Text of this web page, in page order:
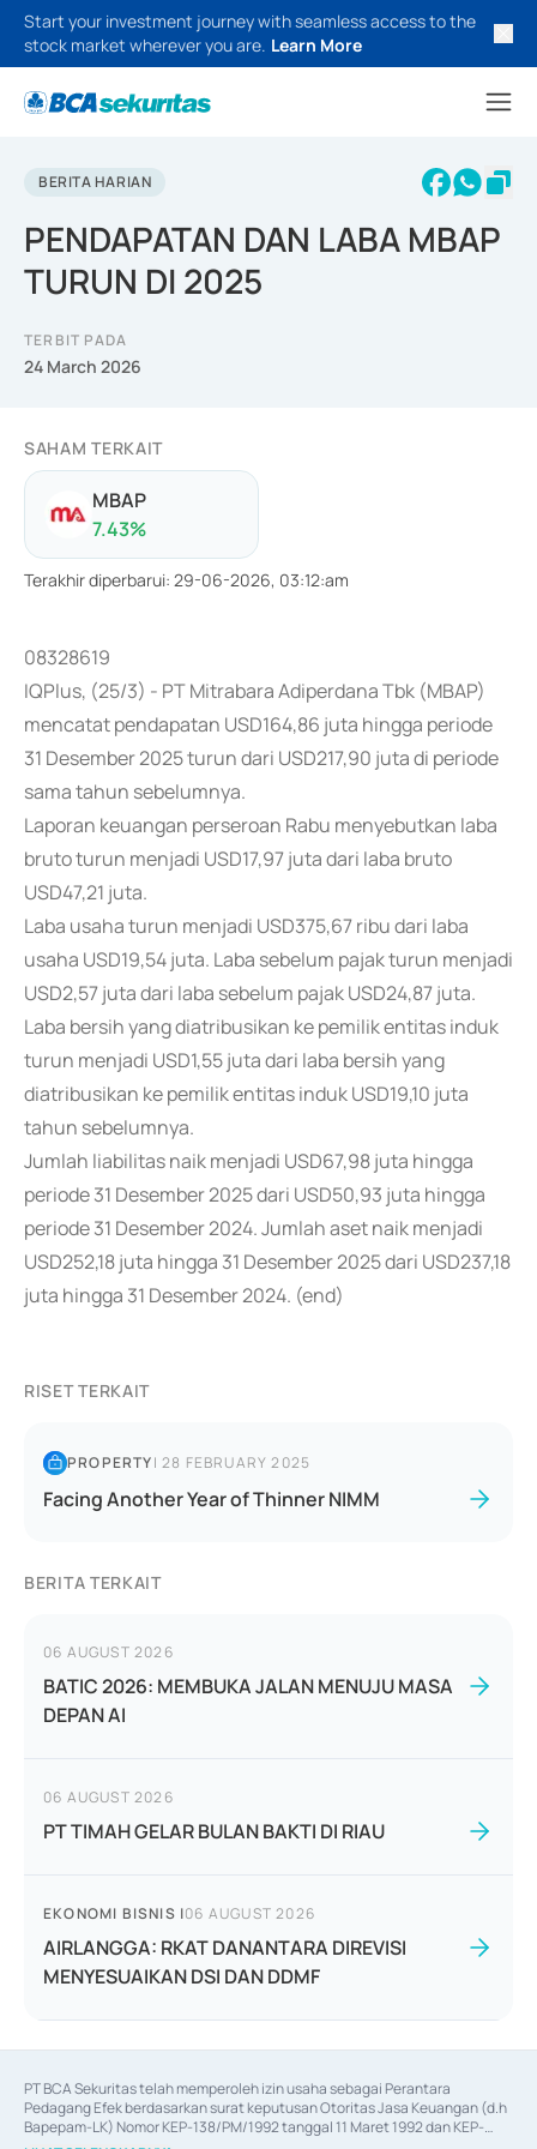
Start your investment journey with seamless access to the
stock market wherever you are. Learn More
BERITA HARIAN
PENDAPATAN DAN LABA MBAP
TURUN DI 2025
TERBIT PADA
24 March 2026
SAHAM TERKAIT
MBAP
7.43%
Terakhir diperbarui: 29-06-2026, 03:12:am
08328619
IQPlus, (25/3) - PT Mitrabara Adiperdana Tbk (MBAP)
mencatat pendapatan USD164,86 juta hingga periode
31 Desember 2025 turun dari USD217,90 juta di periode
sama tahun sebelumnya.
Laporan keuangan perseroan Rabu menyebutkan laba
bruto turun menjadi USD17,97 juta dari laba bruto
USD47,21 juta.
Laba usaha turun menjadi USD375,67 ribu dari laba
usaha USD19,54 juta. Laba sebelum pajak turun menjadi
USD2,57 juta dari laba sebelum pajak USD24,87 juta.
Laba bersih yang diatribusikan ke pemilik entitas induk
turun menjadi USD1,55 juta dari laba bersih yang
diatribusikan ke pemilik entitas induk USD19,10 juta
tahun sebelumnya.
Jumlah liabilitas naik menjadi USD67,98 juta hingga
periode 31 Desember 2025 dari USD50,93 juta hingga
periode 31 Desember 2024. Jumlah aset naik menjadi
USD252,18 juta hingga 31 Desember 2025 dari USD237,18
juta hingga 31 Desember 2024. (end)
RISET TERKAIT
PROPERTY|28 FEBRUARY 2025
Facing Another Year of Thinner NIMM
BERITA TERKAIT
06 AUGUST 2026
BATIC 2026: MEMBUKA JALAN MENUJU MASA
DEPAN AI
06 AUGUST 2026
PT TIMAH GELAR BULAN BAKTI DI RIAU
EKONOMI BISNIS |06 AUGUST 2026
AIRLANGGA: RKAT DANANTARA DIREVISI
MENYESUAIKAN DSI DAN DDMF
PT BCA Sekuritas telah memperoleh izin usaha sebagai Perantara
Pedagang Efek berdasarkan surat keputusan Otoritas Jasa Keuangan (d.h
Bapepam-LK) Nomor KEP-138/PM/1992 tanggal 11 Maret 1992 dan KEP-